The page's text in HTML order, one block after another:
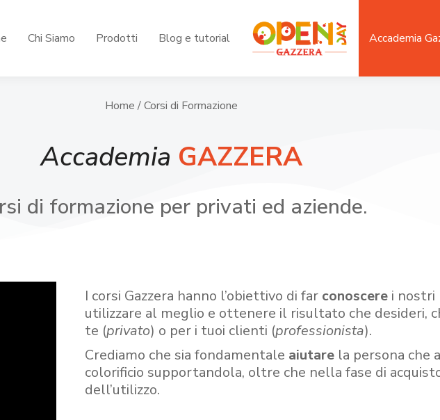
Chi Siamo Prodotti Blog e tutorial Accademia
Home / Corsi di Formazione
Accademia GAZZERA
di formazione per privati ed aziende.
I corsi Gazzera hanno l’obiettivo di far conoscerei nostri
utilizzare al meglio e ottenere il risultato che desideri,
te (privato) o per i tuoi clienti (professionista).
Crediamo che sia fondamentale aiutare la persona che
colorificio supportandola, oltre che nella fase di
dell’utilizzo.